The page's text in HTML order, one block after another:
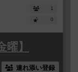
1
0
】
連れ添い登録